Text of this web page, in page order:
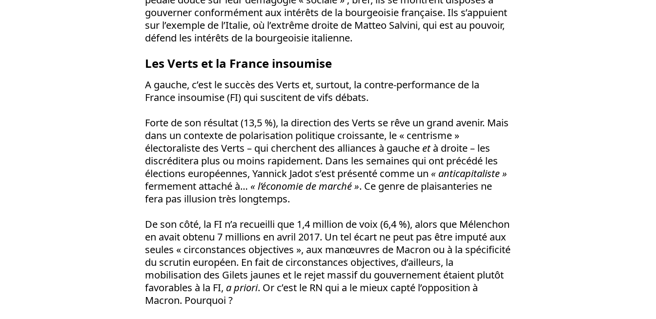
gouverner conformément aux intérêts de la bourgeoisie française. Ils s’appuient
sur l’exemple de l’Italie, où l’extrême droite de Matteo Salvini, qui est au pouvoir,
défend les intérêts de la bourgeoisie italienne.
Les Verts et la France insoumise
A gauche, c’est le succès des Verts et, surtout, la contre-performance de la
France insoumise (FI) qui suscitent de vifs débats.
Forte de son résultat (13,5 %), la direction des Verts se rêve un grand avenir. Mais
dans un contexte de polarisation politique croissante, le « centrisme »
électoraliste des Verts – qui cherchent des alliances à gauche età droite – les
discréditera plus ou moins rapidement. Dans les semaines qui ont précédé les
élections européennes, Yannick Jadot s’est présenté comme un « anticapitaliste »
fermement attaché à… « l’économie de marché ». Ce genre de plaisanteries ne
fera pas illusion très longtemps.
De son côté, la FI n’a recueilli que 1,4 million de voix (6,4 %), alors que Mélenchon
en avait obtenu 7 millions en avril 2017. Un tel écart ne peut pas être imputé aux
seules « circonstances objectives », aux manœuvres de Macron ou à la spécificité
du scrutin européen. En fait de circonstances objectives, d’ailleurs, la
mobilisation des Gilets jaunes et le rejet massif du gouvernement étaient plutôt
favorables à la FI, a priori. Or c’est le RN qui a le mieux capté l’opposition à
Macron. Pourquoi ?